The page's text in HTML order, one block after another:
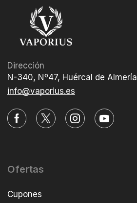
Dirección
N-340, Nº47, Huércal de Almería
info@vaporius.es
Ofertas
Cupones